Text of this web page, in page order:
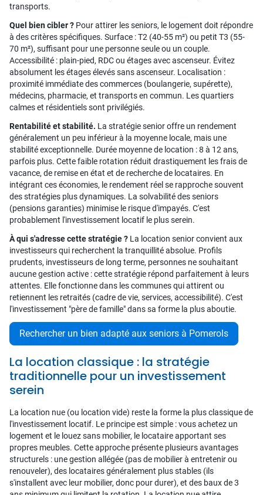
transports.
Quel bien cibler ? Pour attirer les seniors, le logement doit répondre
à des critères spécifiques. Surface : T2 (40-55 m²) ou petit T3 (55-
70 m²), suffisant pour une personne seule ou un couple.
Accessibilité : plain-pied, RDC ou étages avec ascenseur. Évitez
absolument les étages élevés sans ascenseur. Localisation :
proximité immédiate des commerces (boulangerie, supérette),
médecins, pharmacie, et transports en commun. Les quartiers
calmes et résidentiels sont privilégiés.
Rentabilité et stabilité. La stratégie senior offre un rendement
généralement un peu inférieur à la moyenne locale, mais une
stabilité exceptionnelle. Durée moyenne de location : 8 à 12 ans,
parfois plus. Cette faible rotation réduit drastiquement les frais de
vacance, de remise en état et de recherche de locataires. En
intégrant ces économies, le rendement réel se rapproche souvent
des stratégies plus dynamiques. La solvabilité des seniors
(pensions garanties) minimise le risque d'impayés. C'est
probablement l'investissement locatif le plus serein.
À qui s'adresse cette stratégie ? La location senior convient aux
investisseurs qui recherchent la tranquillité absolue. Profils
prudents, investisseurs de long terme, personnes ne souhaitant
aucune gestion active : cette stratégie répond parfaitement à leurs
attentes. Elle fonctionne dans les communes qui attirent ou
retiennent les retraités (cadre de vie, services, accessibilité). C'est
l'investissement "père de famille" dans sa forme la plus aboutie.
Rechercher un bien adapté aux seniors à Pomerols
La location classique : la stratégie
traditionnelle pour un investissement
serein
La location nue (ou location vide) reste la forme la plus classique de
l'investissement locatif. Le principe est simple : vous achetez un
logement et le louez sans mobilier, le locataire apportant ses
propres meubles. Cette approche présente plusieurs avantages
structurels : une gestion allégée (pas de mobilier à entretenir ou
renouveler), des locataires généralement plus stables (ils
s'installent avec leur mobilier, donc pour durer), et des baux de 3